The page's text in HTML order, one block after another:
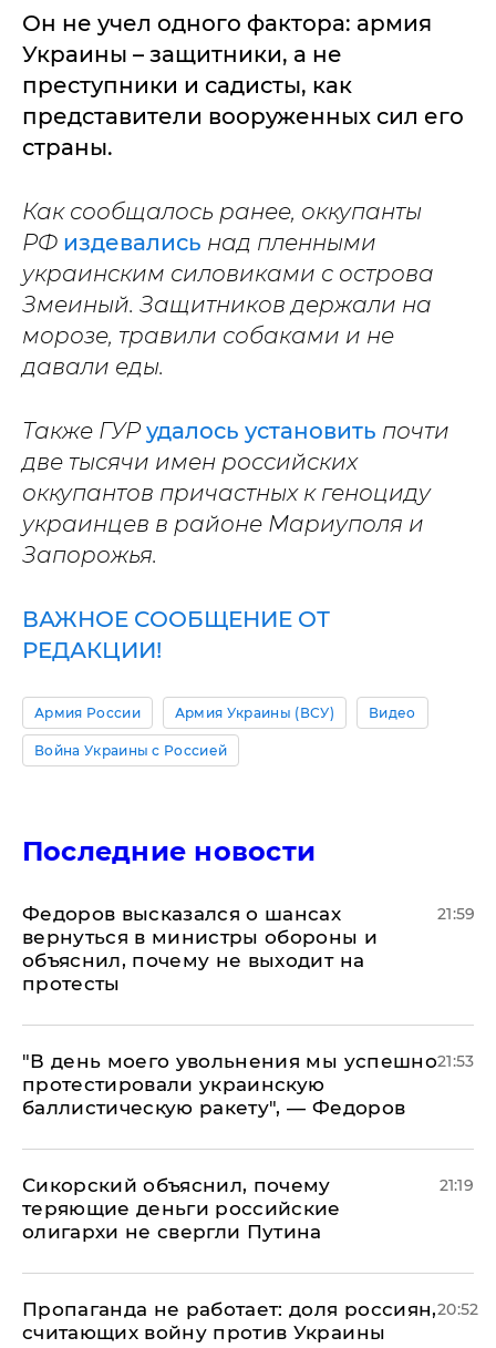
Он не учел одного фактора: армия
Украины – защитники, а не
преступники и садисты, как
представители вооруженных сил его
страны.
Как сообщалось ранее, оккупанты
РФ издевались над пленными
украинским силовиками с острова
Змеиный. Защитников держали на
морозе, травили собаками и не
давали еды.
Также ГУР удалось установить почти
две тысячи имен российских
оккупантов причастных к геноциду
украинцев в районе Мариуполя и
Запорожья.
ВАЖНОЕ СООБЩЕНИЕ ОТ
РЕДАКЦИИ!
Армия России Армия Украины (ВСУ) Видео
Война Украины с Россией
Последние новости
Федоров высказался о шансах
вернуться в министры обороны и
объяснил, почему не выходит на
протесты
21:59
​"В день моего увольнения мы успешно
протестировали украинскую
баллистическую ракету", — Федоров
21:53
Сикорский объяснил, почему
теряющие деньги российские
олигархи не свергли Путина
21:19
​Пропаганда не работает: доля россиян,
считающих войну против Украины
20:52